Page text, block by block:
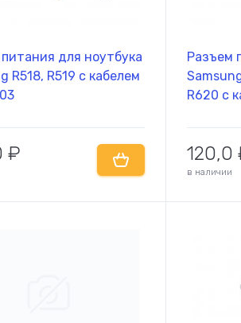
для ноутбука
R518, R519 с кабелем
₽
Разъем
R620 с
120,0
в наличии